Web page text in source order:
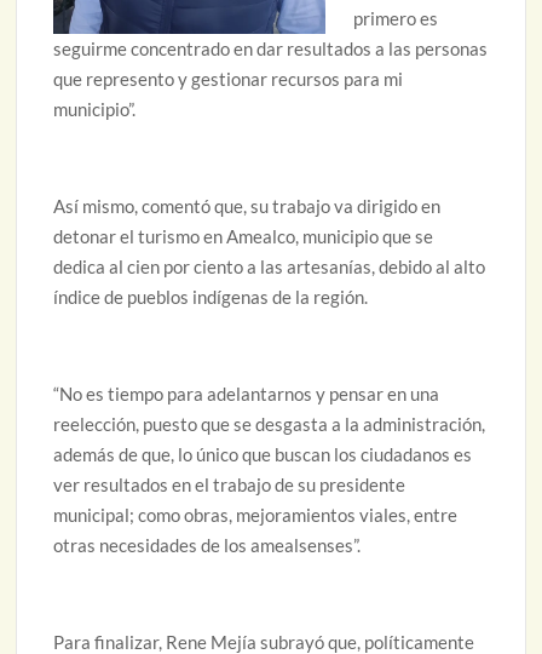
primero es
seguirme concentrado en dar resultados a las personas
que represento y gestionar recursos para mi
municipio”.
Así mismo, comentó que, su trabajo va dirigido en
detonar el turismo en Amealco, municipio que se
dedica al cien por ciento a las artesanías, debido al alto
índice de pueblos indígenas de la región.
“No es tiempo para adelantarnos y pensar en una
reelección, puesto que se desgasta a la administración,
además de que, lo único que buscan los ciudadanos es
ver resultados en el trabajo de su presidente
municipal; como obras, mejoramientos viales, entre
otras necesidades de los amealsenses”.
Para finalizar, Rene Mejía subrayó que, políticamente